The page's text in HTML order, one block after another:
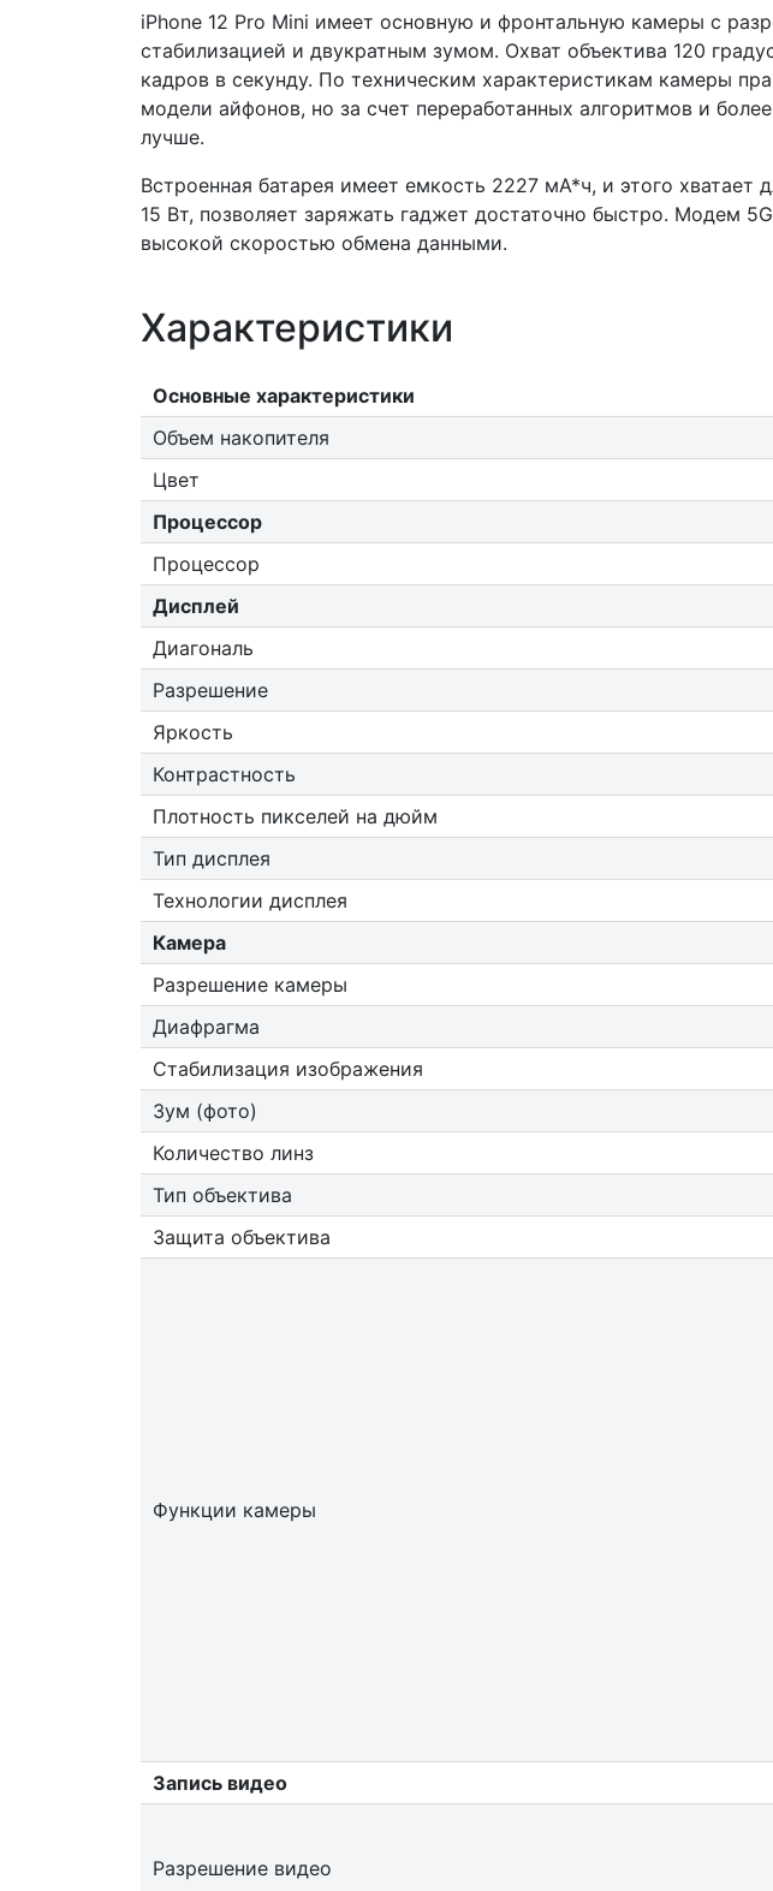
iPhone 12 Pro Mini имеет основную и фронтальную камеры с
стабилизацией и двукратным зумом. Охват объектива 120
кадров в секунду. По техническим характеристикам камеры
модели айфонов, но за счет переработанных алгоритмов и
лучше.
Встроенная батарея имеет емкость 2227 мА*ч, и этого
15 Вт, позволяет заряжать гаджет достаточно быстро. Модем
высокой скоростью обмена данными.
Характеристики
Основные характеристики
Объем накопителя
Цвет
Процессор
Процессор
Дисплей
Диагональ
Разрешение
Яркость
Контрастность
Плотность пикселей на дюйм
Тип дисплея
Технологии дисплея
Камера
Разрешение камеры
Диафрагма
Стабилизация изображения
Зум (фото)
Количество линз
Тип объектива
Защита объектива
Функции камеры
Запись видео
Разрешение видео